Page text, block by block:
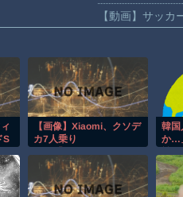
【動画】サッ
まだ墓石がある
【動画】新型の
【謎】広島県が
理由
ヒロインが死ぬ
Powered by
S
【画像】Xiaomi、クソデ
カ7人乗り
表。バッテリーを76kWh
積んだPHEV。
韓国
か…
成、
り
王手